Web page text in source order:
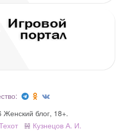
блог, 18+.
𝌴 Кузнецов А. И.